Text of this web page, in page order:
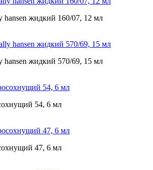
hansen жидкий 160/07, 12 мл
hansen жидкий 570/69, 15 мл
54, 6 мл
47, 6 мл